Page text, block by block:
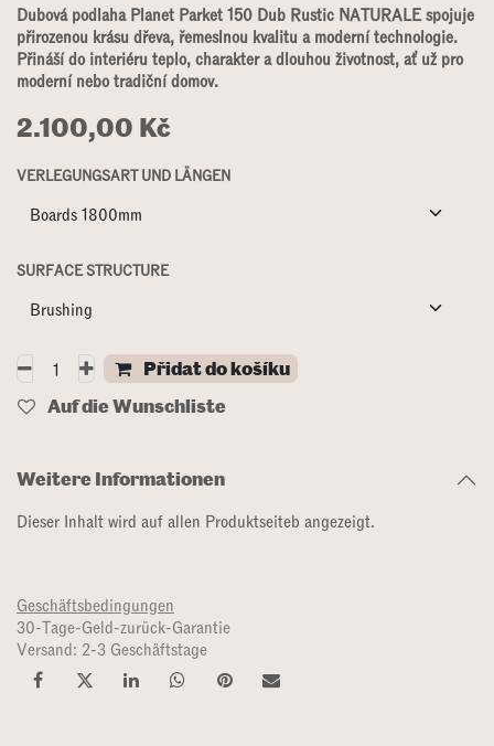
Dubová podlaha Planet Parket 150 Dub Rustic NATURALE spojuje
přirozenou krásu dřeva, řemeslnou kvalitu a moderní technologie.
Přináší do interiéru teplo, charakter a dlouhou životnost, ať už pro
moderní nebo tradiční domov.
2.100,00 Kč
VERLEGUNGSART UND LÄNGEN
SURFACE STRUCTURE
Přidat do košíku
Auf die Wunschliste
Weitere Informationen
Dieser Inhalt wird auf allen Produktseiteb angezeigt.
Geschäftsbedingungen
30-Tage-Geld-zurück-Garantie
Versand: 2-3 Geschäftstage